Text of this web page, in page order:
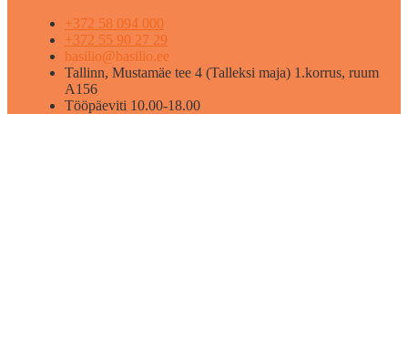
+372 58 094 000
+372 55 90 27 29
basilio@basilio.ee
Tallinn, Mustamäe tee 4 (Talleksi maja) 1.korrus, ruum
A156
Tööpäeviti 10.00-18.00